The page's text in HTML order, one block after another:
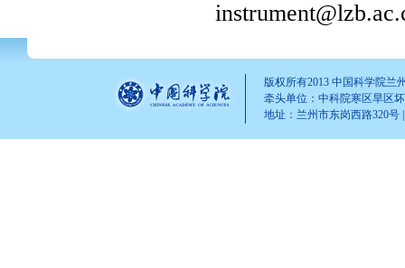
版权所有2013 中国科学院兰
牵头单位：中科院寒区旱区
地址：兰州市东岗西路320号 |